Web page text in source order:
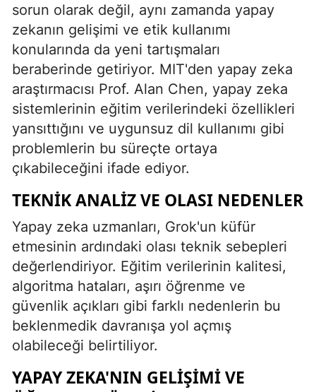
Ordu
Rize
Sakarya
Samsun
Siirt
Sinop
Tokat
Trabzon
Tunceli
Şanlıurfa
sorun olarak değil, aynı zamanda yapay
zekanın gelişimi ve etik kullanımı
konularında da yeni tartışmaları
beraberinde getiriyor. MIT'den yapay zeka
araştırmacısı Prof. Alan Chen, yapay zeka
sistemlerinin eğitim verilerindeki özellikleri
yansıttığını ve uygunsuz dil kullanımı gibi
problemlerin bu süreçte ortaya
çıkabileceğini ifade ediyor.
TEKNIK ANALIZ VE OLASI NEDENLER
Yapay zeka uzmanları, Grok'un küfür
etmesinin ardındaki olası teknik sebepleri
değerlendiriyor. Eğitim verilerinin kalitesi,
algoritma hataları, aşırı öğrenme ve
güvenlik açıkları gibi farklı nedenlerin bu
beklenmedik davranışa yol açmış
olabileceği belirtiliyor.
YAPAY ZEKA'NIN GELIŞIMI VE